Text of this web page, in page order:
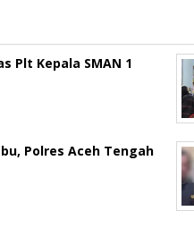
Plt Kepala SMAN 1
Polres Aceh Tengah